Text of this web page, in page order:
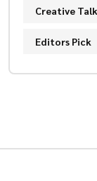
Creative
Editors Pick